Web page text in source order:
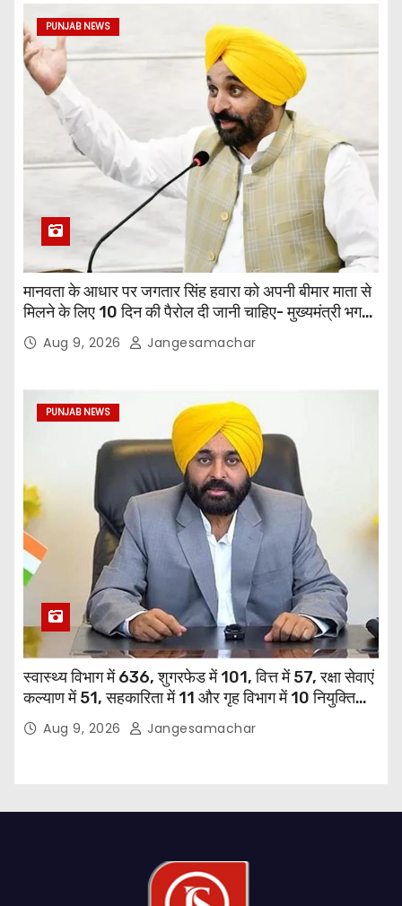
PUNJAB NEWS
मानवता के आधार पर जगतार सिंह हवारा को अपनी बीमार माता से
मिलने के लिए 10 दिन की पैरोल दी जानी चाहिए- मुख्यमंत्री भगवंत
सिंह मानAug 9, 2026 Jangesamachar
PUNJAB NEWS
स्वास्थ्य विभाग में 636, शुगरफेड में 101, वित्त में 57, रक्षा सेवाएं
कल्याण में 51, सहकारिता में 11 और गृह विभाग में 10 नियुक्तियां
हुईं: मुख्यमंत्री भगवंत सिंह मान
Aug 9, 2026 Jangesamachar